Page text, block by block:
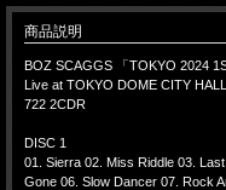
商品説明
BOZ SCAGGS 「TOKYO 2024
Live at TOKYO DOME CITY
722 2CDR
DISC 1
01. Sierra 02. Miss Riddle 03.
Gone 06. Slow Dancer 07. Rock